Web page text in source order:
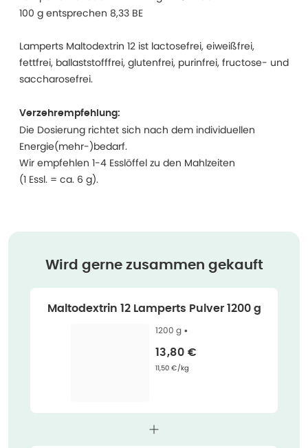
100 g entsprechen 8,33 BE
Lamperts Maltodextrin 12 ist lactosefrei, eiweißfrei,
fettfrei, ballaststofffrei, glutenfrei, purinfrei, fructose- und
saccharosefrei.
Verzehrempfehlung:
Die Dosierung richtet sich nach dem individuellen
Energie(mehr-)bedarf.
Wir empfehlen 1-4 Esslöffel zu den Mahlzeiten
(1 Essl. = ca. 6 g).
Wird gerne zusammen gekauft
Maltodextrin 12 Lamperts Pulver 1200 g
1200 g •
Verkaufspreis
13,80 €
Grundpreis
11,50 €/kg